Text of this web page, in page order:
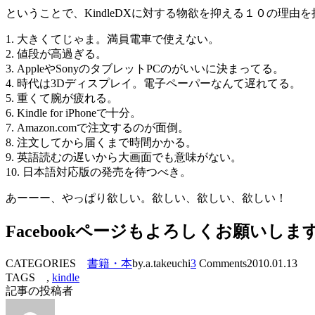
ということで、KindleDXに対する物欲を抑える１０の理由を
1. 大きくてじゃま。満員電車で使えない。
2. 値段が高過ぎる。
3. AppleやSonyのタブレットPCのがいいに決まってる。
4. 時代は3Dディスプレイ。電子ペーパーなんて遅れてる。
5. 重くて腕が疲れる。
6. Kindle for iPhoneで十分。
7. Amazon.comで注文するのが面倒。
8. 注文してから届くまで時間かかる。
9. 英語読むの遅いから大画面でも意味がない。
10. 日本語対応版の発売を待つべき。
あーーー、やっぱり欲しい。欲しい、欲しい、欲しい！
Facebookページもよろしくお願いしま
CATEGORIES 書籍・本by.a.takeuchi3 Comments2010.01.13
TAGS , kindle
記事の投稿者